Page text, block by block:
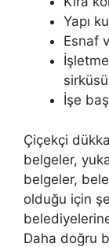
Yapı
Esnaf
sirküsü
İşe
Çiçekçi
belgeler,
belgeler,
olduğu için
Daha doğru